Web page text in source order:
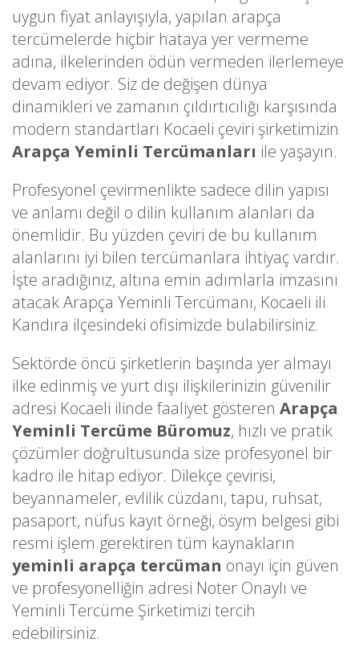
uygun fiyat anlayışıyla, yapılan arapça
tercümelerde hiçbir hataya yer vermeme
adına, ilkelerinden ödün vermeden ilerlemeye
devam ediyor. Siz de değişen dünya
dinamikleri ve zamanın çıldırtıcılığı karşısında
modern standartları Kocaeli çeviri şirketimizin
Arapça Yeminli Tercümanları ile yaşayın.
Profesyonel çevirmenlikte sadece dilin yapısı
ve anlamı değil o dilin kullanım alanları da
önemlidir. Bu yüzden çeviri de bu kullanım
alanlarını iyi bilen tercümanlara ihtiyaç vardır.
İşte aradığınız, altına emin adımlarla imzasını
atacak Arapça Yeminli Tercümanı, Kocaeli ili
Kandıra ilçesindeki ofisimizde bulabilirsiniz.
Sektörde öncü şirketlerin başında yer almayı
ilke edinmiş ve yurt dışı ilişkilerinizin güvenilir
adresi Kocaeli ilinde faaliyet gösteren Arapça
Yeminli Tercüme Büromuz, hızlı ve pratik
çözümler doğrultusunda size profesyonel bir
kadro ile hitap ediyor. Dilekçe çevirisi,
beyannameler, evlilik cüzdanı, tapu, ruhsat,
pasaport, nüfus kayıt örneği, ösym belgesi gibi
resmi işlem gerektiren tüm kaynakların
yeminli arapça tercüman onayı için güven
ve profesyonelliğin adresi Noter Onaylı ve
Yeminli Tercüme Şirketimizi tercih
edebilirsiniz.